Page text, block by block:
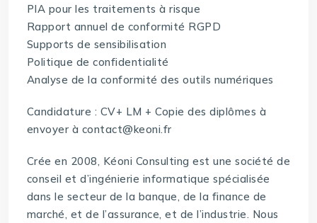
PIA pour les traitements à risque
Rapport annuel de conformité RGPD
Supports de sensibilisation
Politique de confidentialité
Analyse de la conformité des outils numériques
Candidature : CV+ LM + Copie des diplômes à
envoyer à contact@keoni.fr
Crée en 2008, Kéoni Consulting est une société de
conseil et d’ingénierie informatique spécialisée
dans le secteur de la banque, de la finance de
marché, et de l’assurance, et de l’industrie. Nous